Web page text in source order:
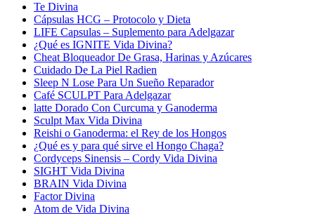
Te Divina
Cápsulas HCG – Protocolo y Dieta
LIFE Capsulas – Suplemento para Adelgazar
¿Qué es IGNITE Vida Divina?
Cheat Bloqueador De Grasa, Harinas y Azúcares
Cuidado De La Piel Radien
Sleep N Lose Para Un Sueño Reparador
Café SCULPT Para Adelgazar
latte Dorado Con Curcuma y Ganoderma
Sculpt Max Vida Divina
Reishi o Ganoderma: el Rey de los Hongos
¿Qué es y para qué sirve el Hongo Chaga?
Cordyceps Sinensis – Cordy Vida Divina
SIGHT Vida Divina
BRAIN Vida Divina
Factor Divina
Atom de Vida Divina